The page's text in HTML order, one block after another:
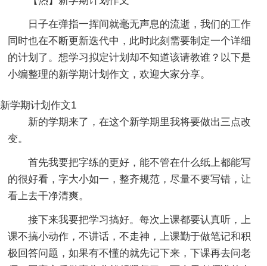
日子在弹指一挥间就毫无声息的流逝，我们的工作
同时也在不断更新迭代中，此时此刻需要制定一个详细
的计划了。想学习拟定计划却不知道该请教谁？以下是
小编整理的新学期计划作文，欢迎大家分享。
新学期计划作文1
新的学期来了，在这个新学期里我将要做出三点改
变。
首先我要把字练的更好，能不管在什么纸上都能写
的很好看，字大小如一，整齐规范，尽量不要写错，让
看上去干净清爽。
接下来我要把学习搞好。每次上课都要认真听，上
课不搞小动作，不讲话，不走神，上课勤于做笔记和积
极回答问题，如果有不懂的就先记下来，下课再去问老